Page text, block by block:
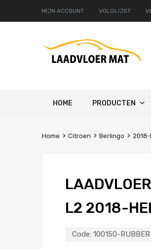
MIJN ACCOUNT VOLGLIJST
HOME PRODUCTEN
Home Citroen Berlingo
L2 2018-
Code: 100150-